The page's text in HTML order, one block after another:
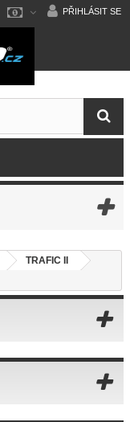
PŘIHLÁSIT SE
TRAFIC II